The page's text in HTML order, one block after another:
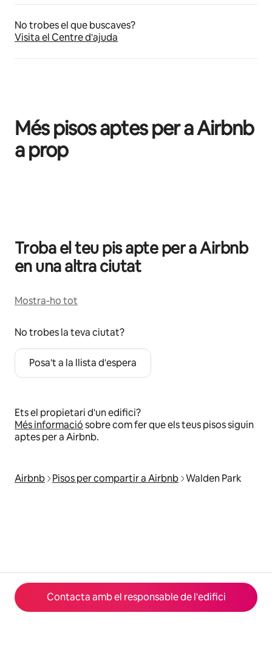
Contacta amb el responsable de l'edifici
No trobes el que buscaves?
Visita el Centre d'ajuda
Més pisos aptes per a Airbnb
a prop
Troba el teu pis apte per a Airbnb
en una altra ciutat
Mostra-ho tot
No trobes la teva ciutat?
Posa't a la llista d'espera
Ets el propietari d'un edifici?
Més informaciósobre com fer que els teus pisos siguin
aptes per a Airbnb.
Airbnb Pisos per compartir a Airbnb Walden Park